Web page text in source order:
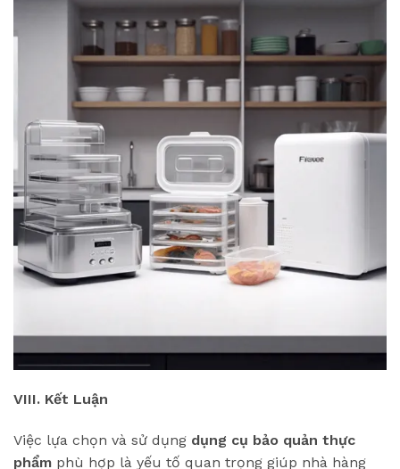
VIII. Kết Luận
Việc lựa chọn và sử dụng dụng cụ bảo quản thực
phẩm phù hợp là yếu tố quan trọng giúp nhà hàng